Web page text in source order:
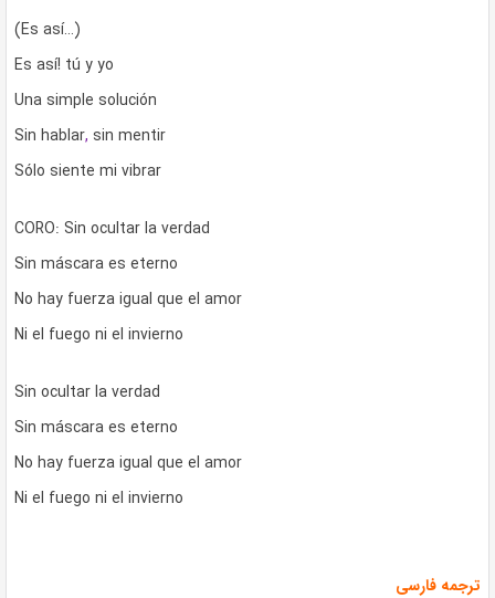
(Es así…)
Es así! tú y yo
Una simple solución
Sin hablar, sin mentir
Sólo siente mi vibrar
CORO: Sin ocultar la verdad
Sin máscara es eterno
No hay fuerza igual que el amor
Ni el fuego ni el invierno
Sin ocultar la verdad
Sin máscara es eterno
No hay fuerza igual que el amor
Ni el fuego ni el invierno
ترجمه فارسی